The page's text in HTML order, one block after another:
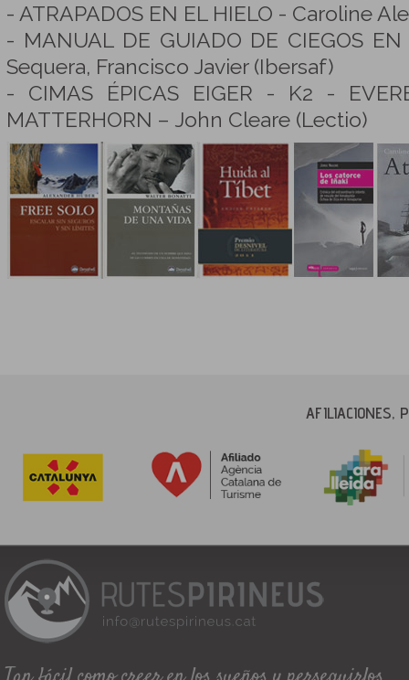
- ATRAPADOS EN EL HIELO - Caroline
- MANUAL DE GUIADO DE CIEGOS
Sequera, Francisco Javier (Ibersaf)
- CIMAS ÉPICAS EIGER - K2 -
MATTERHORN – John Cleare (Lectio)
AFILIACIONES,